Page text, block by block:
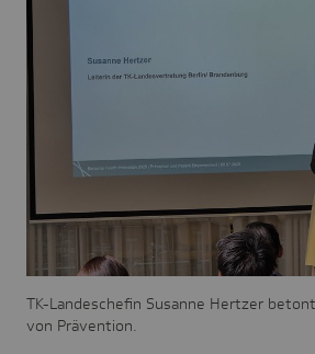
TK-Landeschefin Susanne Hertzer
von Prävention.